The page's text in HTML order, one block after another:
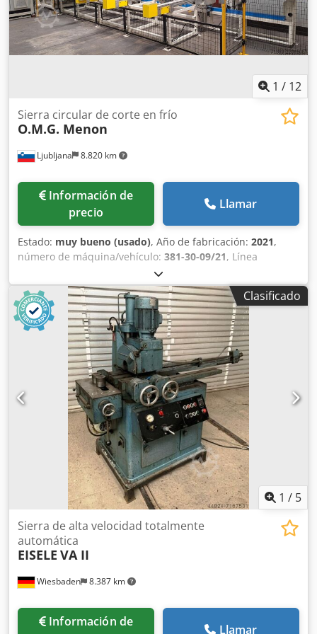
MEP\nModelo: Tiger 350 AX\nPeso total: aprox. 550
kg\nRequisitos de espacio:\nAncho: aprox. 1800
mm\nAltura: aprox. 2000 mm\nProfundidad: aprox. 1050
mm Credpfx Aijyykivs Tef
1 / 12
Ljubljana 8.820 km
Sierra circular de corte en frío
O.M.G. Menon
Información de
precio
Llamar
Estado: muy bueno (usado), Año de fabricación: 2021,
número de máquina/vehículo: 381-30-09/21, Línea
especializada para el corte de perfiles de aluminio. Línea
de 4 ejes para corte a 90° de perfiles de aluminio cortos.
Dimensión del perfil: 130 x 40 mm. Longitud de corte: 30–
400 mm. Tolerancia de corte: +/- 0,2 mm. Longitud máxima
del material de entrada: 6500 mm. Csdpfx Aoy U Ncqoi
Clasificado
1 / 5
Wiesbaden 8.387 km
Sierra de alta velocidad totalmente
automática
EISELE VA II
Información de
Llamar